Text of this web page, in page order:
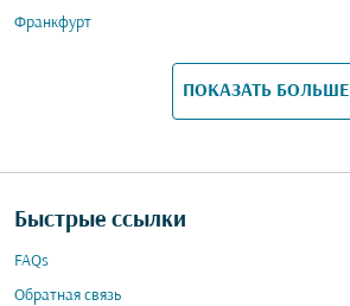
Франкфурт
ПОКАЗАТЬ БОЛЬШЕ
Быстрые ссылки
FAQs
Обратная связь